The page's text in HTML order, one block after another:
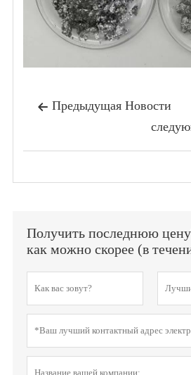
 Предыдущая Hовости
Получить последнюю
как можно скорее (в